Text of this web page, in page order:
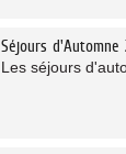
Séjours d'Automne
Les séjours